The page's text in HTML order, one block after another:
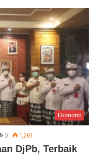
Ekonomi
0 1,261
DjPb, Terbaik